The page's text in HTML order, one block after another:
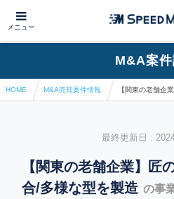
メニュー
M&A案件
HOME M&A売却案件情報
最終更新日 :
【関東の老舗企業】匠
合/多様な型を製造 の事